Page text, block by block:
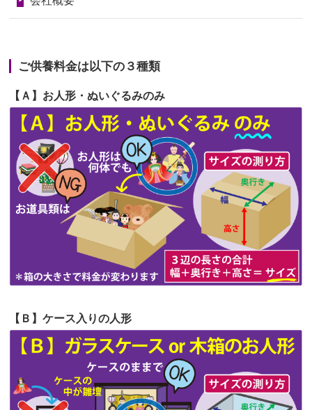
の祖父母か...
2026/06/20
雛人形をお道具も含め一式で引き取っ
てくださる...
2026/06/19
インターネット検索でホームページを
見つけまし...
第65回人形供養祭令和5年11月09日(木)
第64回人形供養祭令和5年9月21日(木)
第63回人形供養祭 令和5年8月1日(火)
第62回人形供養祭令和5年6月21日(水)
第61回人形供養祭 令和5年5月19日(金)
第60回人形供養祭令和5年3月28日(火)
第59回人形供養祭 令和5年2月10日(金)
第58回人形供養祭令和5年12月21日(水)
第56回人形供養祭 令和4年10月19日(水)
第55回人形供養祭令和4年9月8日(木)
第54回人形供養祭令和4年8月1日(月)
ご供養料金は以下の３種類
【Ａ】お人形・ぬいぐるみのみ
【Ｂ】ケース入りの人形